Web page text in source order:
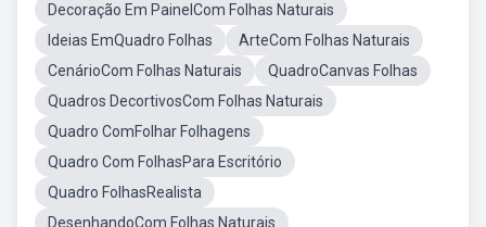
Decoração Em PainelCom Folhas Naturais
Ideias EmQuadro Folhas
ArteCom Folhas Naturais
CenárioCom Folhas Naturais
QuadroCanvas Folhas
Quadros DecortivosCom Folhas Naturais
Quadro ComFolhar Folhagens
Quadro Com FolhasPara Escritório
Quadro FolhasRealista
DesenhandoCom Folhas Naturais